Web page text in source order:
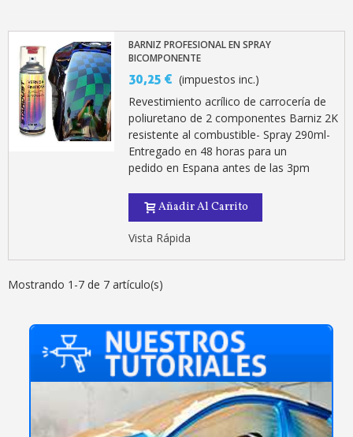
BARNIZ PROFESIONAL EN SPRAY
BICOMPONENTE
30,25 € (impuestos inc.)
Revestimiento acrílico de carrocería de
poliuretano de 2 componentes Barniz 2K
resistente al combustible- Spray 290ml-
Entregado en 48 horas para un
pedido en Espana antes de las 3pm
Añadir Al Carrito
Vista Rápida
Mostrando 1-7 de 7 artículo(s)